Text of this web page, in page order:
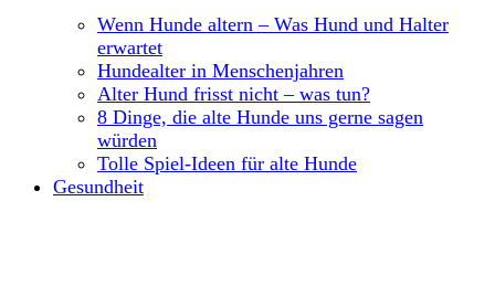
Wenn Hunde altern – Was Hund und Halter
erwartet
Hundealter in Menschenjahren
Alter Hund frisst nicht – was tun?
8 Dinge, die alte Hunde uns gerne sagen
würden
Tolle Spiel-Ideen für alte Hunde
Gesundheit